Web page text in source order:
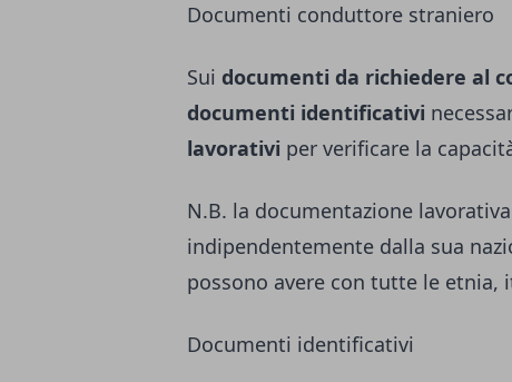
Documenti conduttore straniero
Sui documenti da richiedere al
documenti identificativi
lavorativi per verificare la
N.B. la documentazione
indipendentemente dalla sua
possono avere con tutte le etnia,
Documenti identificativi